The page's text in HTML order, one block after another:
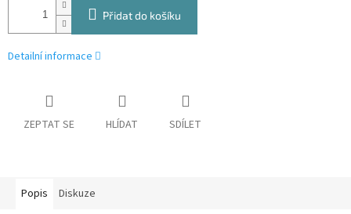
Přidat do košíku
Detailní informace
ZEPTAT SE HLÍDAT SDÍLET
Popis Diskuze